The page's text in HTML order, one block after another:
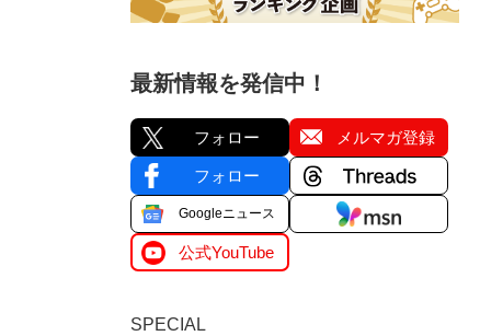
最新情報を発信中！
フォロー メルマガ登録
フォロー
Googleニュース
公式YouTube
SPECIAL